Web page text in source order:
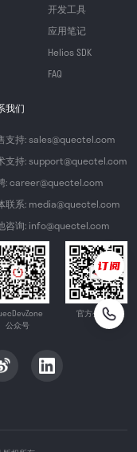
开发工具
应用笔记
Helios SDK
FAQ
我们
支持: sales@quectel.com
支持: support@quectel.com
: career@quectel.com
联系: media@quectel.com
咨询: info@quectel.com
公众号
官方公众号